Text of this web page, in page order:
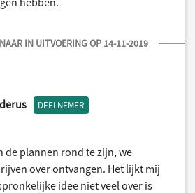
IN UITVOERING OP 14-11-2019
DEELNEMER
de plannen rond te zijn, we
over ontvangen. Het lijkt mij
idee niet veel over is